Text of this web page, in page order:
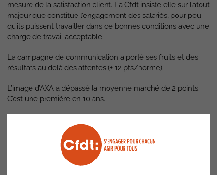
mesure de la satisfaction client. La Cfdt insiste elle sur l’atout
majeur que constitue l’engagement des salariés, pour peu
qu’ils puissent travailler dans de bonnes conditions avec une
charge de travail acceptable.
La campagne de communication a porté ses fruits et des
résultats au delà des attentes (+ 12 pts/norme).
L’image d’AXA a dépassé la moyenne marché de 2 points.
C’est une première en 10 ans.
Refondre l’écosystème digital d’AXA France,
Renforcer l’orientation client,
Travailler sur les réclamations dans le cadre des